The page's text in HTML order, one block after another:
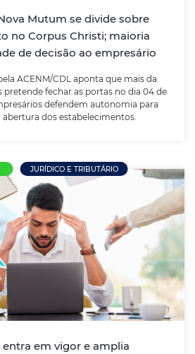
Mutum se divide sobre
no Corpus Christi; maioria
de decisão ao empresário
ACENM/CDL aponta que mais da
pretende fechar as portas no dia 04 de
defendem autonomia para
abertura dos estabelecimentos.
decidir sobre a abertura dos
LEIA MAIS
JURÍDICO E TRIBUTÁRIO
entra em vigor e amplia
entra em vigor e amplia
das empresas sobre
mental no trabalho
obriga empregadores a incluir
de riscos ocupacionais